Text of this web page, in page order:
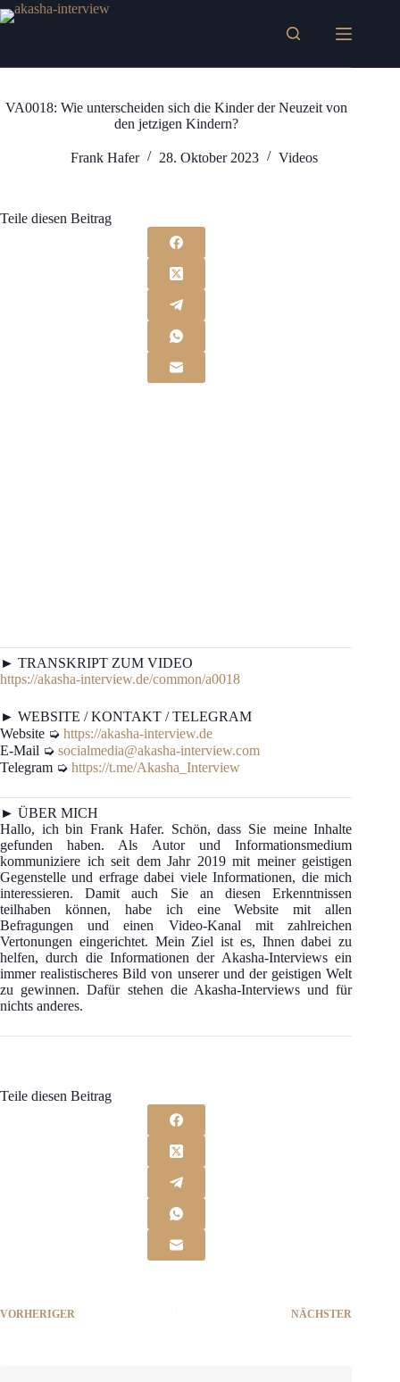
Zum
Inhalt
VA0018: Wie unterscheiden sich die Kinder der Neuzeit von
den jetzigen Kindern?
Frank Hafer 28. Oktober 2023 Videos
Teile diesen Beitrag
► TRANSKRIPT ZUM VIDEO
https://akasha-interview.de/common/a0018
► WEBSITE / KONTAKT / TELEGRAM
Website ➭ https://akasha-interview.de
E-Mail ➭ socialmedia@akasha-interview.com
Telegram ➭ https://t.me/Akasha_Interview
► ÜBER MICH
Hallo, ich bin Frank Hafer. Schön, dass Sie meine Inhalte
gefunden haben. Als Autor und Informationsmedium
kommuniziere ich seit dem Jahr 2019 mit meiner geistigen
Gegenstelle und erfrage dabei viele Informationen, die mich
interessieren. Damit auch Sie an diesen Erkenntnissen
teilhaben können, habe ich eine Website mit allen
Befragungen und einen Video-Kanal mit zahlreichen
Vertonungen eingerichtet. Mein Ziel ist es, Ihnen dabei zu
helfen, durch die Informationen der Akasha-Interviews ein
immer realistischeres Bild von unserer und der geistigen Welt
zu gewinnen. Dafür stehen die Akasha-Interviews und für
nichts anderes.
Teile diesen Beitrag
VORHERIGER NÄCHSTER